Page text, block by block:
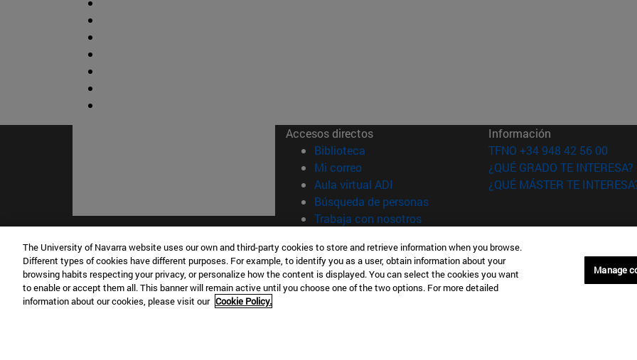
Accesos directos
Biblioteca (abre en nueva ventana)
Mi correo(abre en nueva ventana)
Aula virtual ADI (abre en nueva ventana)
Búsqueda de personas(abre en nueva ventana)
Trabaja con nosotros(abre en nueva ventana)
Información
TFNO +34 948 42 56 00
¿QUÉ GRADO TE INTERESA?
¿QUÉ MÁSTER TE
© Universidad de
Navarra
Configuración de
Campus Pamplona
The University of Navarra website uses our own and third-party cookies to store and retrieve information when you browse.
Different types of cookies have different purposes. For example, to identify you as a user, obtain information about your
browsing habits respecting your privacy, or personalize how the content is displayed. You can select the cookies you want
to enable or accept them all. This banner will remain active until you choose one of the two options. For more detailed
information about our cookies, please visit our Cookie Policy.
Manage